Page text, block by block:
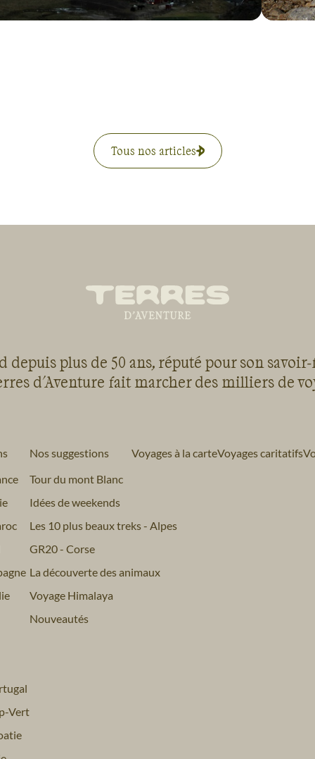
Tous nos articles
depuis plus de 50 ans, réputé pour son
d'Aventure fait marcher des milliers de
Vert
Nos suggestions
Tour du mont Blanc
Idées de weekends
Les 10 plus beaux treks - Alpes
GR20 - Corse
La découverte des animaux
Voyage Himalaya
Nouveautés
Voyages à la carteVoyages caritatifs